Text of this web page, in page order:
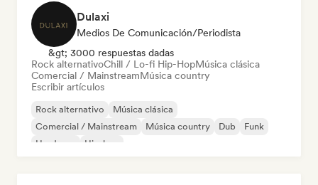
Dulaxi
Medios De Comunicación/Periodista
&gt; 3000 respuestas dadas
Rock alternativoChill / Lo-fi Hip-HopMúsica clásica
Comercial / MainstreamMúsica country
Escribir artículos
Rock alternativo
Música clásica
Comercial / Mainstream
Música country Dub
Funk
Hardcore
Hip-hop